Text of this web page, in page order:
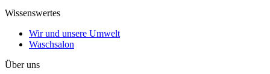
Wissenswertes
Wir und unsere Umwelt
Waschsalon
Über uns